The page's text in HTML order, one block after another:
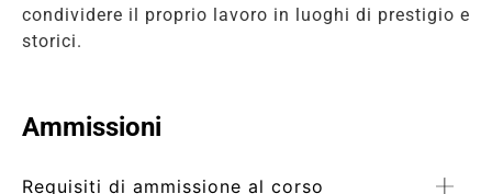
condividere il proprio lavoro in luoghi di prestigio e
storici.
Ammissioni
Requisiti di ammissione al corso